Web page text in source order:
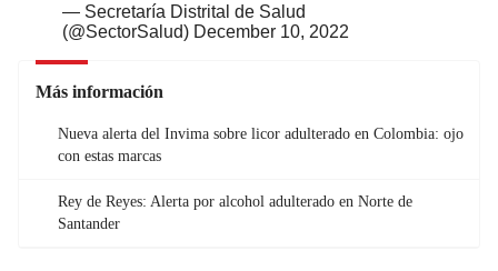
— Secretaría Distrital de Salud
(@SectorSalud) December 10, 2022
Más información
Nueva alerta del Invima sobre licor adulterado en Colombia: ojo
con estas marcas
Rey de Reyes: Alerta por alcohol adulterado en Norte de
Santander